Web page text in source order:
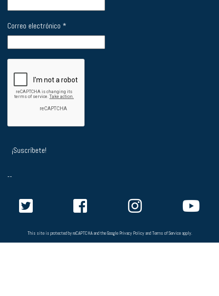
Correo electrónico *
--
This site is protected by reCAPTCHA and the Google Privacy PolicyandTerms of Serviceapply.